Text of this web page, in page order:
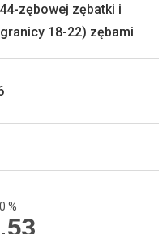
zębowej zębatki i
18-22) zębami
%